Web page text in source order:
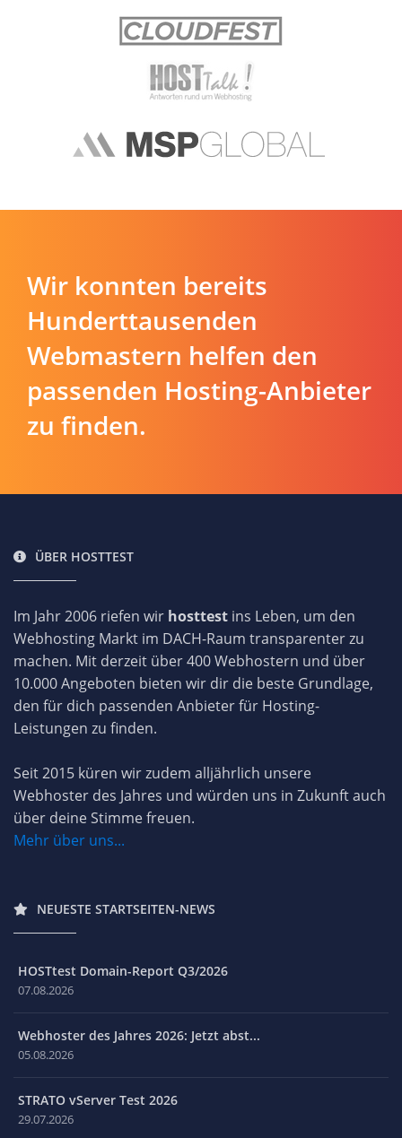
Wir konnten bereits
Hunderttausenden
Webmastern helfen den
passenden Hosting-Anbieter
zu finden.
ÜBER HOSTTEST
Im Jahr 2006 riefen wir hosttest ins Leben, um den
Webhosting Markt im DACH-Raum transparenter zu
machen. Mit derzeit über 400 Webhostern und über
10.000 Angeboten bieten wir dir die beste Grundlage,
den für dich passenden Anbieter für Hosting-
Leistungen zu finden.
Seit 2015 küren wir zudem alljährlich unsere
Webhoster des Jahres und würden uns in Zukunft auch
über deine Stimme freuen.
Mehr über uns...
NEUESTE STARTSEITEN-NEWS
HOSTtest Domain-Report Q3/2026
07.08.2026
Webhoster des Jahres 2026: Jetzt abst...
05.08.2026
STRATO vServer Test 2026
29.07.2026